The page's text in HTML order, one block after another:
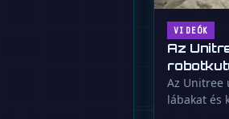
VIDEÓK
Az
Az Unitree
lábakat és